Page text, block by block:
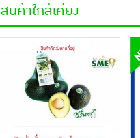
สินค้าใกล้เคียง